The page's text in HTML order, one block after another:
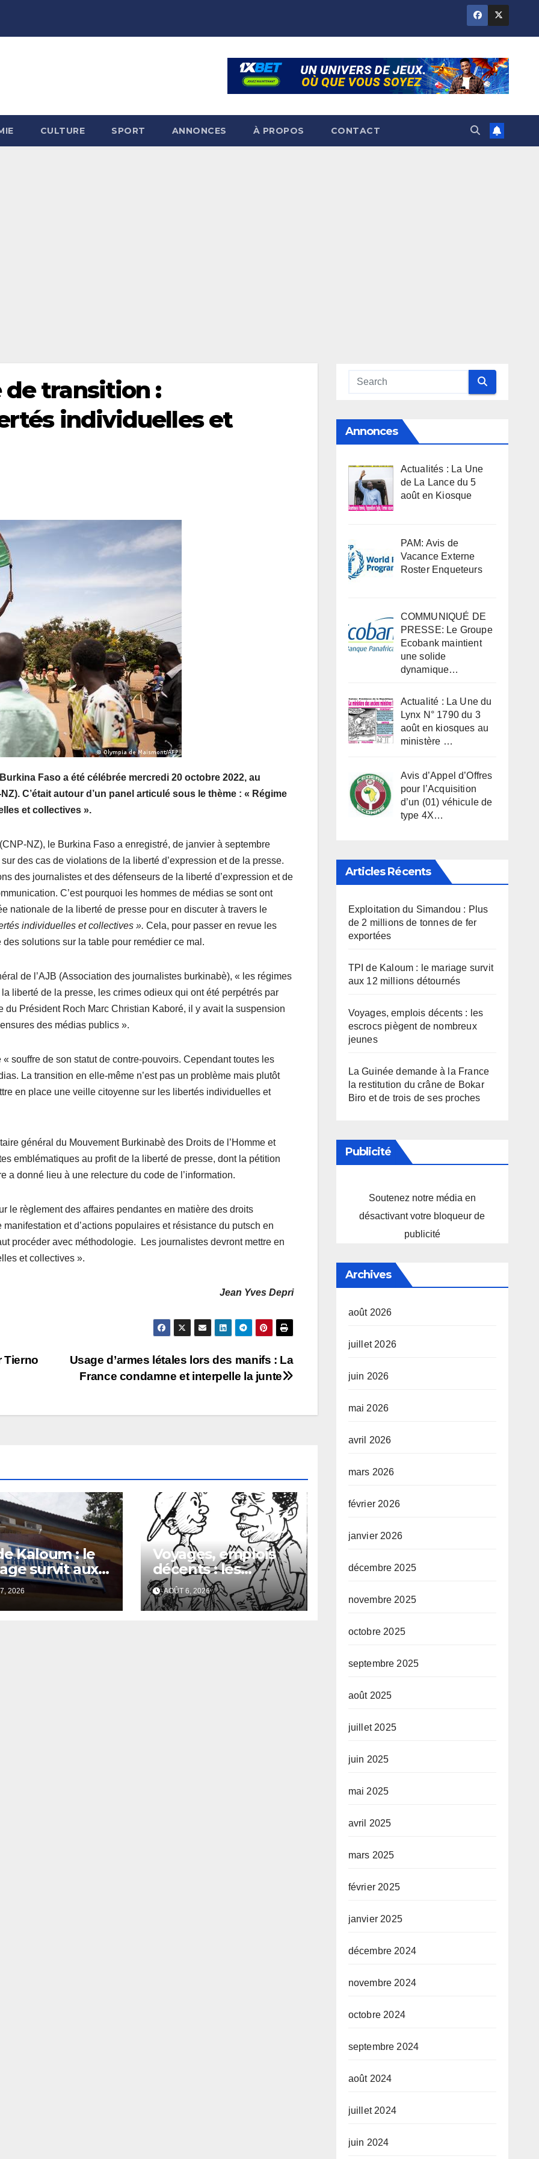
CULTURE SPORT ANNONCES À PROPOS CONTACT
de transition :
individuelles et
Faso a été célébrée mercredi 20 octobre 2022, au
C’était autour d’un panel articulé sous le thème : « Régime
et collectives ».
NZ), le Burkina Faso a enregistré, de janvier à septembre
des cas de violations de la liberté d’expression et de la presse.
des journalistes et des défenseurs de la liberté d’expression et de
C’est pourquoi les hommes de médias se sont ont
nationale de la liberté de presse pour en discuter à travers le
individuelles et collectives ». Cela, pour passer en revue les
solutions sur la table pour remédier ce mal.
de l’AJB (Association des journalistes burkinabè), « les régimes
liberté de la presse, les crimes odieux qui ont été perpétrés par
du Président Roch Marc Christian Kaboré, il y avait la suspension
des médias publics ».
souffre de son statut de contre-pouvoirs. Cependant toutes les
La transition en elle-même n’est pas un problème mais plutôt
en place une veille citoyenne sur les libertés individuelles et
général du Mouvement Burkinabè des Droits de l’Homme et
emblématiques au profit de la liberté de presse, dont la pétition
a donné lieu à une relecture du code de l’information.
le règlement des affaires pendantes en matière des droits
et d’actions populaires et résistance du putsch en
procéder avec méthodologie. Les journalistes devront mettre en
et collectives ».
Jean Yves Depri
Usage d’armes létales lors des manifs : La
France condamne et interpelle la junte
Tierno
Kaloum : le
survit aux
2026
Voyages, emplois
décents : les
escrocs piègent de
nombreux jeunes
AOÛT 6, 2026
Annonces
Actualités : La Une
de La Lance du 5
août en Kiosque
PAM: Avis de
Vacance Externe
Roster Enqueteurs
COMMUNIQUÉ DE
PRESSE: Le Groupe
Ecobank maintient
une solide
dynamique…
Actualité : La Une du
Lynx N° 1790 du 3
août en kiosques au
ministère …
Avis d’Appel d’Offres
pour l’Acquisition
d’un (01) véhicule de
type 4X…
Articles Récents
Exploitation du Simandou : Plus
de 2 millions de tonnes de fer
exportées
TPI de Kaloum : le mariage survit
aux 12 millions détournés
Voyages, emplois décents : les
escrocs piègent de nombreux
jeunes
La Guinée demande à la France
la restitution du crâne de Bokar
Biro et de trois de ses proches
Publicité
Soutenez notre média en
désactivant votre bloqueur de
publicité
Archives
août 2026
juillet 2026
juin 2026
mai 2026
avril 2026
mars 2026
février 2026
janvier 2026
décembre 2025
novembre 2025
octobre 2025
septembre 2025
août 2025
juillet 2025
juin 2025
mai 2025
avril 2025
mars 2025
février 2025
janvier 2025
décembre 2024
novembre 2024
octobre 2024
septembre 2024
août 2024
juillet 2024
juin 2024